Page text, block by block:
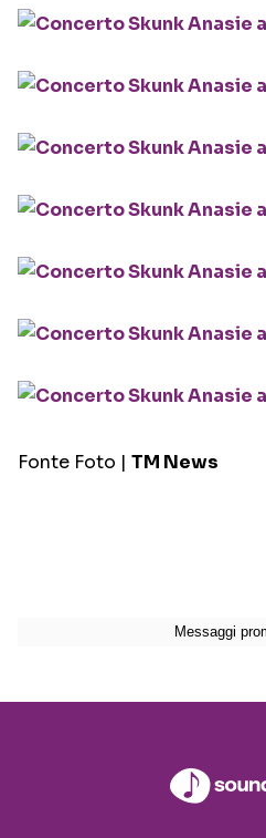
Fonte Foto | TM News